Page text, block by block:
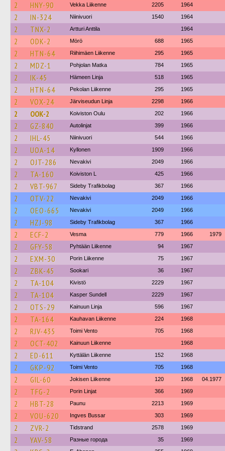
2 HNY-90 Vekka Liikenne 2205 1964
2 IN-324 Niinivuori 1540 1964
2 TNX-2 Artturi Anttila 1964
2 ODK-2 Mörö 688 1965
2 HTN-64 Riihimäen Liikenne 295 1965
2 MDZ-1 Pohjolan Matka 784 1965
2 IK-45 Hämeen Linja 518 1965
2 HTN-64 Pekolan Liikenne 295 1965
2 VOX-24 Järviseudun Linja 2298 1966
2 OOK-2 Koiviston Oulu 202 1966
2 GZ-840 Autolinjat 399 1966
2 IHL-45 Niinivuori 544 1966
2 UOA-14 Kyllonen 1909 1966
2 OJT-286 Nevakivi 2049 1966
2 TA-160 Koiviston L 425 1966
2 VBT-967 Sideby Trafikbolag 367 1966
2 OTV-22 Nevakivi 2049 1966
2 OEO-665 Nevakivi 2049 1966
2 HZJ-98 Sideby Trafikbolag 367 1966
2 ECF-2 Vesma 779 1966 1979
2 GFY-58 Pyhtään Liikenne 94 1967
2 EXM-30 Porin Liikenne 75 1967
2 ZBK-45 Sookari 36 1967
2 TA-104 Kivistö 2229 1967
2 TA-104 Kasper Sundell 2229 1967
2 OTS-29 Kainuun Linja 596 1967
2 TA-164 Kauhavan Liikenne 224 1968
2 RJV-435 Toimi Vento 705 1968
2 OCT-402 Kainuun Liikenne 1968
2 ED-611 Kyttälän Liikenne 152 1968
2 GKP-92 Toimi Vento 705 1968
2 GIL-60 Jokisen Liikenne 120 1968 04.1977
2 TFG-2 Porin Linjat 366 1969
2 HBT-28 Paunu 2213 1969
2 VOU-620 Ingves Bussar 303 1969
2 ZVR-2 Tidstrand 2578 1969
2 YAV-58 Разные города 35 1969